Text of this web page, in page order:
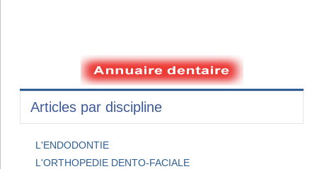
Articles par discipline
L'ENDODONTIE
L'ORTHOPEDIE DENTO-FACIALE